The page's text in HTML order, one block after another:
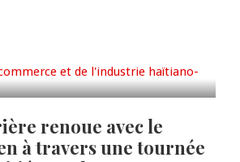
le 235e
de la cérémonie du
renoue avec le
à travers une tournée